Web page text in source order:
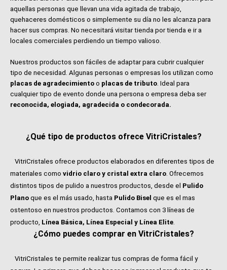
aquellas personas que llevan una vida agitada de trabajo,
quehaceres domésticos o simplemente su día no les alcanza para
hacer sus compras. No necesitará visitar tienda por tienda e ir a
locales comerciales perdiendo un tiempo valioso.
Nuestros productos son fáciles de adaptar para cubrir cualquier
tipo de necesidad. Algunas personas o empresas los utilizan como
placas de agradecimiento o placas de tributo. Ideal para
cualquier tipo de evento donde una persona o empresa deba ser
reconocida, elogiada, agradecida o condecorada.
¿Qué tipo de productos ofrece VitriCristales?
VitriCristales ofrece productos elaborados en diferentes tipos de
materiales como vidrio claro y cristal extra claro. Ofrecemos
distintos tipos de pulido a nuestros productos, desde el Pulido
Plano que es el más usado, hasta Pulido Bisel que es el mas
ostentoso en nuestros productos. Contamos con 3 líneas de
producto, Línea Básica, Línea Especial y Línea Elite.
¿Cómo puedes comprar en VitriCristales?
VitriCristales te permite realizar tus compras de forma fácil y